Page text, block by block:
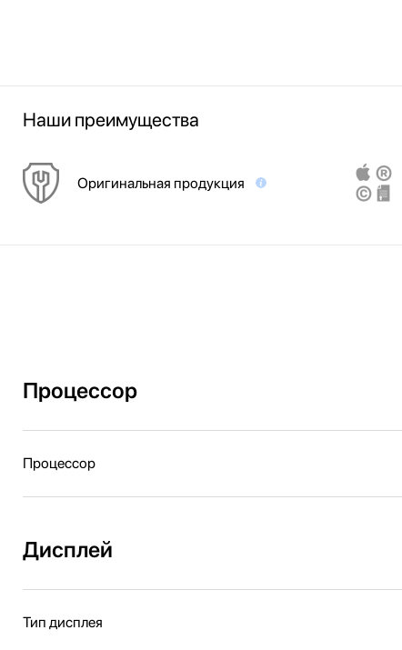
Наши преимущества
Оригинальная продукция
Процессор
Процессор
Дисплей
Тип дисплея